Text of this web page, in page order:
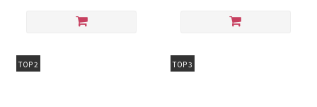
TOP 2 TOP 3